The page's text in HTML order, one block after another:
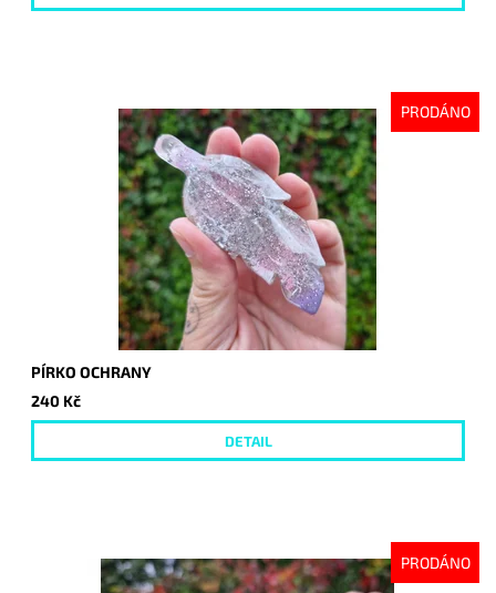
PRODÁNO
PÍRKO OCHRANY
240 Kč
DETAIL
PRODÁNO